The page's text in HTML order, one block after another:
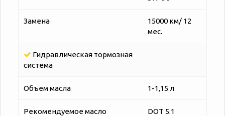
Замена
15000 км/ 12
мес.
Гидравлическая тормозная
система
Объем масла 1-1,15 л
Рекомендуемое масло DOT 5.1